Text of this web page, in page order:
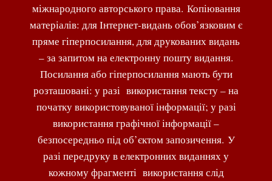
міжнародного авторського права. Копіювання
матеріалів: для Інтернет-видань обов’язковим є
пряме гіперпосилання, для друкованих видань
– за запитом на електронну пошту видання.
Посилання або гіперпосилання мають бути
розташовані: у разі використання тексту – на
початку використовуваної інформації; у разі
використання графічної інформації –
безпосередньо під об’єктом запозичення. У
разі передруку в електронних виданнях у
кожному фрагменті використання слід